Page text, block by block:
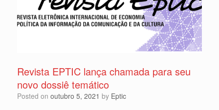
Revista EPTIC lança chamada para seu
novo dossiê temático
Posted on outubro 5, 2021 by Eptic